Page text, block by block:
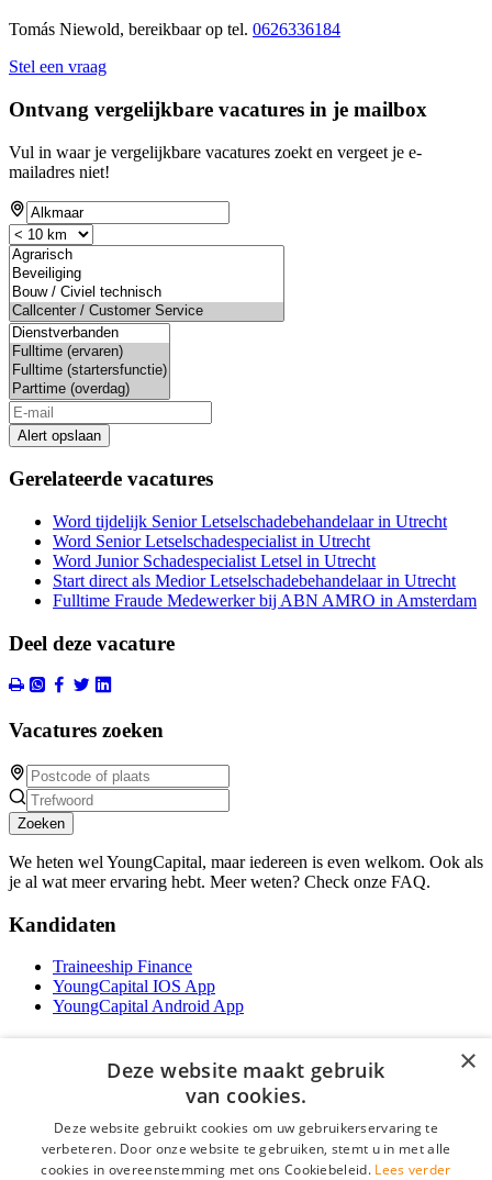
Tomás Niewold, bereikbaar op tel. 0626336184
Stel een vraag
Ontvang vergelijkbare vacatures in je mailbox
Vul in waar je vergelijkbare vacatures zoekt en vergeet je e-
mailadres niet!
Alert opslaan
Gerelateerde vacatures
Word tijdelijk Senior Letselschadebehandelaar in Utrecht
Word Senior Letselschadespecialist in Utrecht
Word Junior Schadespecialist Letsel in Utrecht
Start direct als Medior Letselschadebehandelaar in Utrecht
Fulltime Fraude Medewerker bij ABN AMRO in Amsterdam
Deel deze vacature
Vacatures zoeken
Zoeken
We heten wel YoungCapital, maar iedereen is even welkom. Ook als
je al wat meer ervaring hebt. Meer weten? Check onze FAQ.
Kandidaten
Traineeship Finance
YoungCapital IOS App
YoungCapital Android App
Contractvormen
Brochure aanvragen
Vacature aanmelden
×
Deze website maakt gebruik
van cookies.
Deze website gebruikt cookies om uw gebruikerservaring te
verbeteren. Door onze website te gebruiken, stemt u in met alle
cookies in overeenstemming met ons Cookiebeleid. Lees verder